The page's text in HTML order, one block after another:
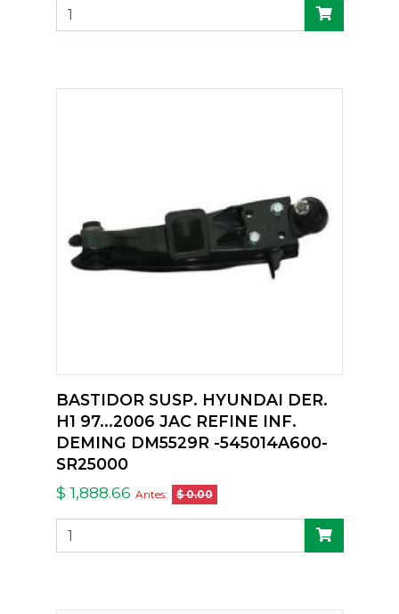
BASTIDOR SUSP. HYUNDAI DER.
H1 97...2006 JAC REFINE INF.
DEMING DM5529R -545014A600-
SR25000
$ 1,888.66 Antes: $ 0.00